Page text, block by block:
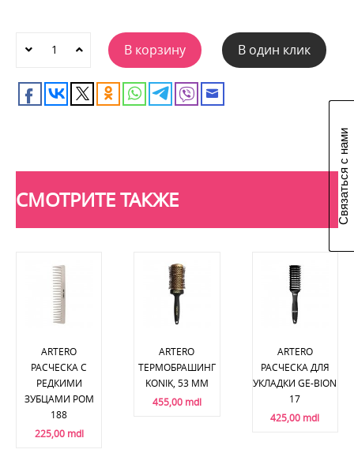
Связаться с нами
В корзину В один клик
СМОТРИТЕ ТАКЖЕ
ARTERO
РАСЧЕСКА С
РЕДКИМИ
ЗУБЦАМИ POM
188
225,00 mdl
ARTERO
ТЕРМОБРАШИНГ
KONIK, 53 MM
455,00 mdl
ARTERO
РАСЧЕСКА ДЛЯ
УКЛАДКИ GE-BION
17
425,00 mdl